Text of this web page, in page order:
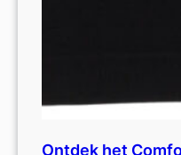
Ontdek het